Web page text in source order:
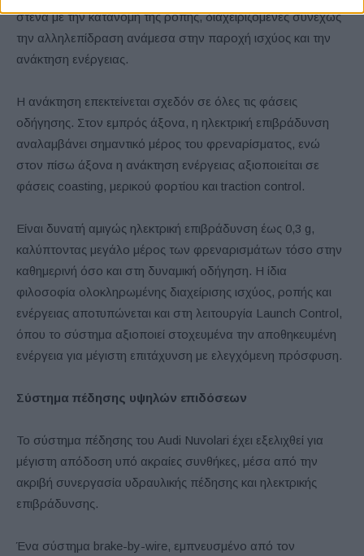
στενά με την κατανομή της ροπής, διαχειριζόμενες συνεχώς
την αλληλεπίδραση ανάμεσα στην παροχή ισχύος και την
ανάκτηση ενέργειας.
Η ανάκτηση επεκτείνεται σχεδόν σε όλες τις φάσεις
οδήγησης. Στον εμπρός άξονα, η ηλεκτρική επιβράδυνση
αναλαμβάνει σημαντικό μέρος του φρεναρίσματος, ενώ
στον πίσω άξονα η ανάκτηση ενέργειας αξιοποιείται σε
φάσεις coasting, μερικού φορτίου και traction control.
Είναι δυνατή αμιγώς ηλεκτρική επιβράδυνση έως 0,3 g,
καλύπτοντας μεγάλο μέρος των φρεναρισμάτων τόσο στην
καθημερινή όσο και στη δυναμική οδήγηση. Η ίδια
φιλοσοφία ολοκληρωμένης διαχείρισης ισχύος, ροπής και
ενέργειας αποτυπώνεται και στη λειτουργία Launch Control,
όπου το σύστημα αξιοποιεί στοχευμένα την αποθηκευμένη
ενέργεια για μέγιστη επιτάχυνση με ελεγχόμενη πρόσφυση.
Σύστημα πέδησης υψηλών επιδόσεων
Το σύστημα πέδησης του Audi Nuvolari έχει εξελιχθεί για
μέγιστη απόδοση υπό ακραίες συνθήκες, μέσα από την
ακριβή συνεργασία υδραυλικής πέδησης και ηλεκτρικής
επιβράδυνσης.
Ένα σύστημα brake-by-wire, εμπνευσμένο από τον